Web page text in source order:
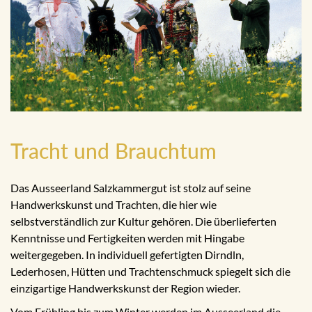
Tracht und Brauchtum
Das Ausseerland Salzkammergut ist stolz auf seine
Handwerkskunst und Trachten, die hier wie
selbstverständlich zur Kultur gehören. Die überlieferten
Kenntnisse und Fertigkeiten werden mit Hingabe
weitergegeben. In individuell gefertigten Dirndln,
Lederhosen, Hütten und Trachtenschmuck spiegelt sich die
einzigartige Handwerkskunst der Region wieder.